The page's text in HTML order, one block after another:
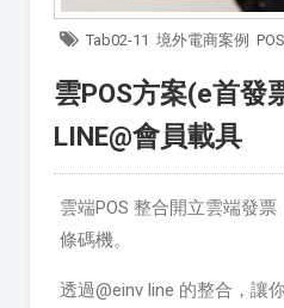
Tab02-11 境外電商案例
雲POS方案(e首發
LINE@會員載具
雲端POS 整合開立雲端發
條碼機。
透過@einv line 的整合，讓